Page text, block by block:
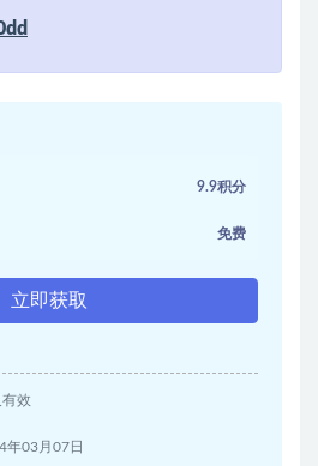
9.9积分
免费
立即获取
有效
年03月07日